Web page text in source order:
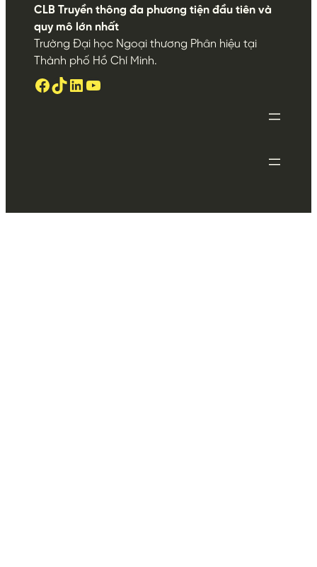
CLB Truyền thông đa phương tiện đầu tiên và
quy mô lớn nhất
Trường Đại học Ngoại thương Phân hiệu tại
Thành phố Hồ Chí Minh.